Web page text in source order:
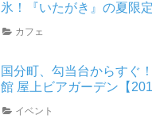
氷！『いたがき』の夏限定
カフェ
国分町、勾当台からすぐ
館 屋上ビアガーデン【
イベント